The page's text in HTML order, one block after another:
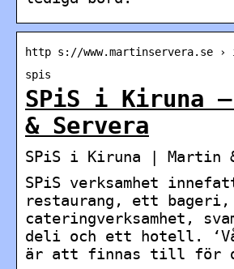
http s://www.martinservera.se
spis
SPiS i Kiruna
& Servera
SPiS i Kiruna | Martin
SPiS verksamhet
restaurang, ett bageri,
cateringverksamhet,
deli och ett hotell.
är att finnas till för